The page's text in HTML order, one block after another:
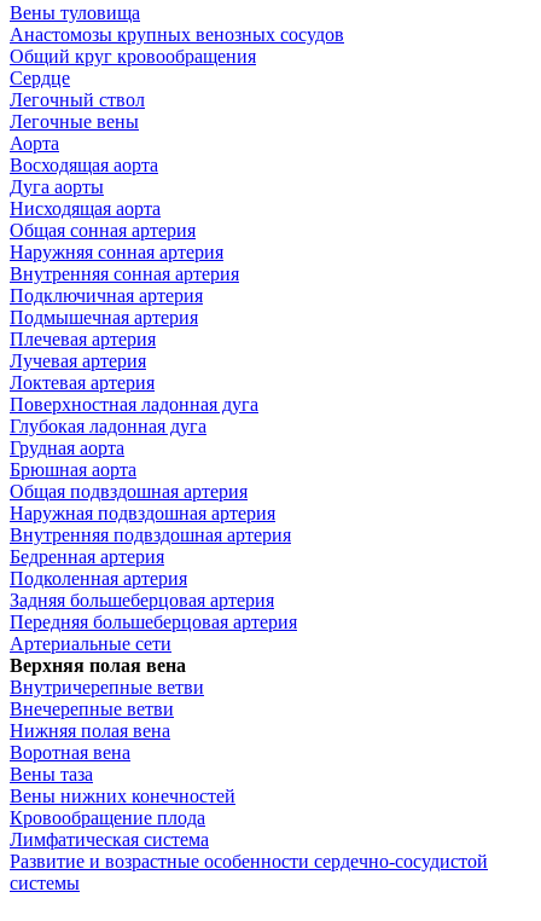
Вены туловища
Анастомозы крупных венозных сосудов
Общий круг кровообращения
Сердце
Легочный ствол
Легочные вены
Аорта
Восходящая аорта
Дуга аорты
Нисходящая аорта
Общая сонная артерия
Наружняя сонная артерия
Внутренняя сонная артерия
Подключичная артерия
Подмышечная артерия
Плечевая артерия
Лучевая артерия
Локтевая артерия
Поверхностная ладонная дуга
Глубокая ладонная дуга
Грудная аорта
Брюшная аорта
Общая подвздошная артерия
Наружная подвздошная артерия
Внутренняя подвздошная артерия
Бедренная артерия
Подколенная артерия
Задняя большеберцовая артерия
Передняя большеберцовая артерия
Артериальные сети
Верхняя полая вена
Внутричерепные ветви
Внечерепные ветви
Нижняя полая вена
Воротная вена
Вены таза
Вены нижних конечностей
Кровообращение плода
Лимфатическая система
Развитие и возрастные особенности сердечно-сосудистой
системы